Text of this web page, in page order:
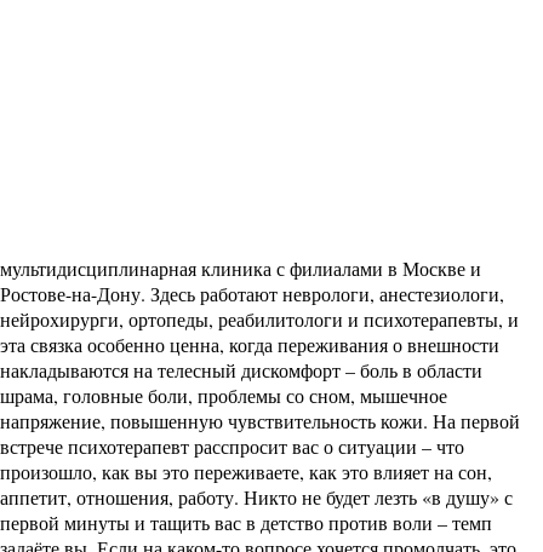
мультидисциплинарная клиника с филиалами в Москве и
Ростове-на-Дону. Здесь работают неврологи, анестезиологи,
нейрохирурги, ортопеды, реабилитологи и психотерапевты, и
эта связка особенно ценна, когда переживания о внешности
накладываются на телесный дискомфорт – боль в области
шрама, головные боли, проблемы со сном, мышечное
напряжение, повышенную чувствительность кожи. На первой
встрече психотерапевт расспросит вас о ситуации – что
произошло, как вы это переживаете, как это влияет на сон,
аппетит, отношения, работу. Никто не будет лезть «в душу» с
первой минуты и тащить вас в детство против воли – темп